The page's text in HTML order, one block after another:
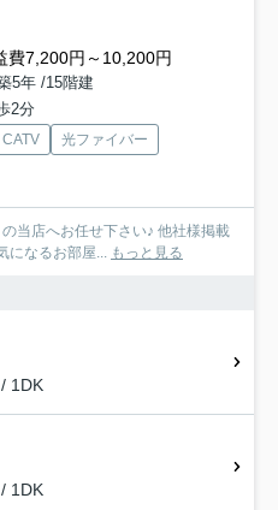
費7,200円～10,200円
5年 /15階建
2分
CATV
光ファイバー
当店へお任せ下さい♪ 他社様掲載
になるお部屋... もっと見る
1DK
1DK